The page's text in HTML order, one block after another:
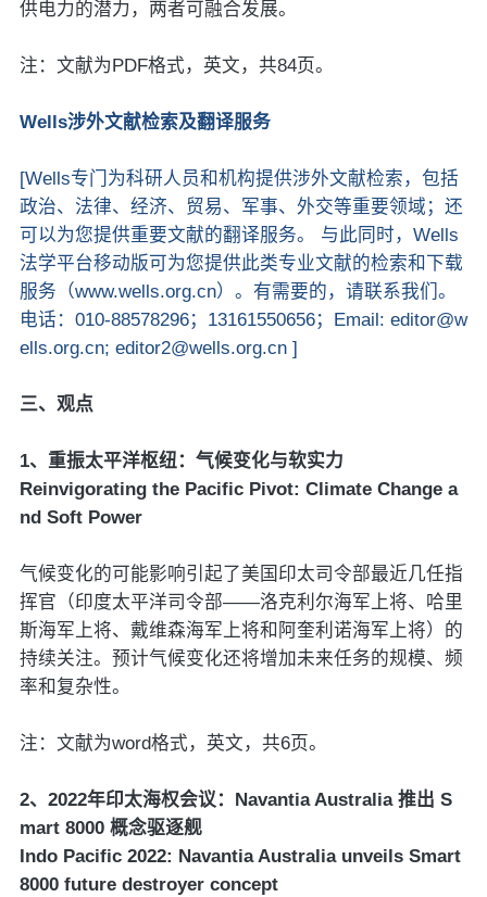
供电力的潜力，两者可融合发展。
注：文献为PDF格式，英文，共84页。
Wells涉外文献检索及翻译服务
[Wells专门为科研人员和机构提供涉外文献检索，包括
政治、法律、经济、贸易、军事、外交等重要领域；还
可以为您提供重要文献的翻译服务。 与此同时，Wells
法学平台移动版可为您提供此类专业文献的检索和下载
服务（www.wells.org.cn）。有需要的，请联系我们。
电话：010-88578296；13161550656；Email: editor@w
ells.org.cn; editor2@wells.org.cn ]
三、观点
1、重振太平洋枢纽：气候变化与软实力
Reinvigorating the Pacific Pivot: Climate Change a
nd Soft Power
气候变化的可能影响引起了美国印太司令部最近几任指
挥官（印度太平洋司令部——洛克利尔海军上将、哈里
斯海军上将、戴维森海军上将和阿奎利诺海军上将）的
持续关注。预计气候变化还将增加未来任务的规模、频
率和复杂性。
注：文献为word格式，英文，共6页。
2、2022年印太海权会议：Navantia Australia 推出 S
mart 8000 概念驱逐舰
Indo Pacific 2022: Navantia Australia unveils Smart
8000 future destroyer concept